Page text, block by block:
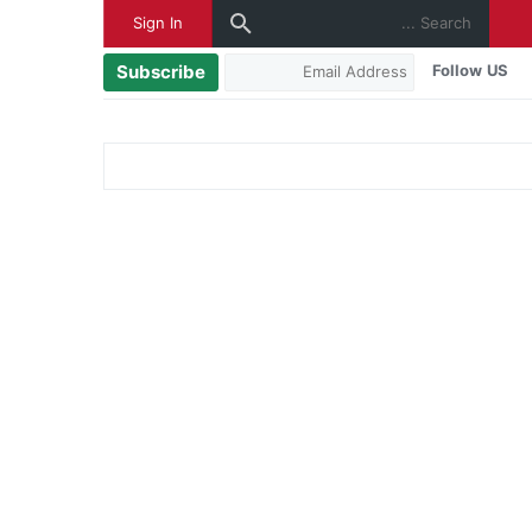
Sign In
Follow US
Subscribe